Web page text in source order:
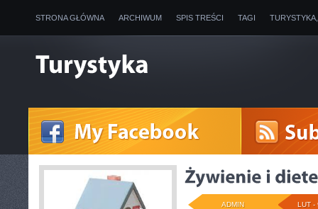
STRONA GŁÓWNA ARCHIWUM SPIS TREŚCI TAGI
LUT -
ADMIN